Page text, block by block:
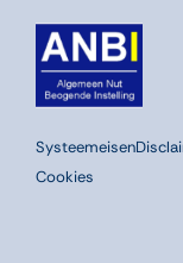
Systeemeisen
Cookies